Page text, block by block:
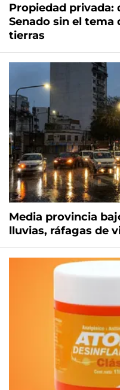
Propiedad privada:
Senado sin el tema
tierras
Media provincia
lluvias, ráfagas de